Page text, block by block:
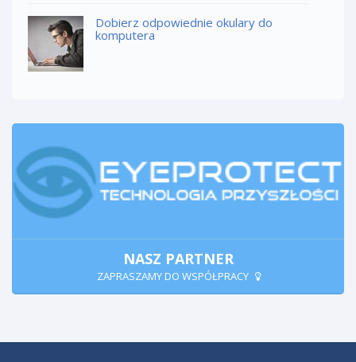
Dobierz odpowiednie okulary do
komputera
NASZ PARTNER
ZAPRASZAMY DO WSPÓŁPRACY